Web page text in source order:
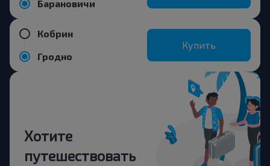
Барановичи
Кобрин
Гродно
Купить
Хотите
путешествовать